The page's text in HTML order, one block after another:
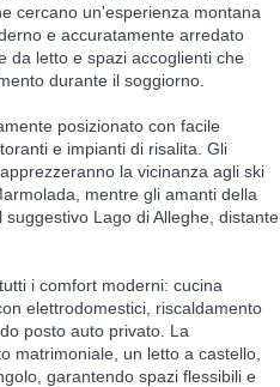
cercano un'esperienza montana
e accuratamente arredato
da letto e spazi accoglienti che
durante il soggiorno.
posizionato con facile
e impianti di risalita. Gli
la vicinanza agli ski
mentre gli amanti della
Lago di Alleghe, distante
i comfort moderni: cucina
elettrodomestici, riscaldamento
posto auto privato. La
matrimoniale, un letto a castello,
garantendo spazi flessibili e